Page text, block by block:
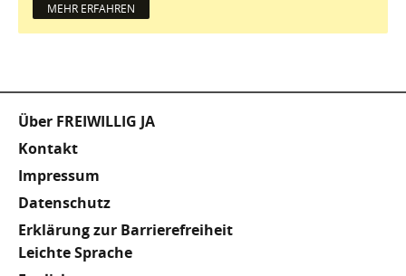
MEHR ERFAHREN
Fußzeile
Über FREIWILLIG JA
Kontakt
Impressum
Datenschutz
Erklärung zur Barrierefreiheit
Meta
Leichte Sprache